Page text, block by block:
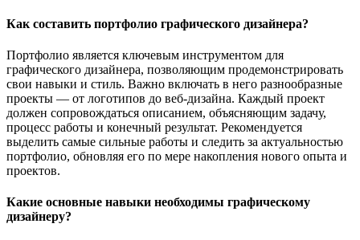
Как составить портфолио графического дизайнера?
Портфолио является ключевым инструментом для
графического дизайнера, позволяющим продемонстрировать
свои навыки и стиль. Важно включать в него разнообразные
проекты — от логотипов до веб-дизайна. Каждый проект
должен сопровождаться описанием, объясняющим задачу,
процесс работы и конечный результат. Рекомендуется
выделить самые сильные работы и следить за актуальностью
портфолио, обновляя его по мере накопления нового опыта и
проектов.
Какие основные навыки необходимы графическому
дизайнеру?